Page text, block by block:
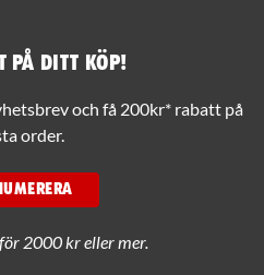
på ditt köp!
och få 200kr* rabatt på
order.
2000 kr eller mer.